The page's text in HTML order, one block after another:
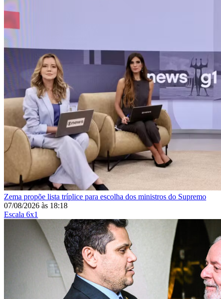
Zema propõe lista tríplice para escolha dos ministros do Supremo
07/08/2026 às 18:18
Escala 6x1